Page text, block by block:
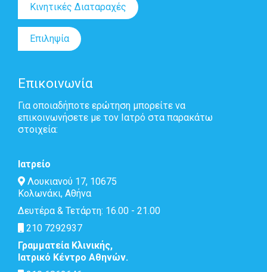
Κινητικές Διαταραχές
Επιληψία
Επικοινωνία
Για οποιαδήποτε ερώτηση μπορείτε να
επικοινωνήσετε με τον Ιατρό στα παρακάτω
στοιχεία:
Ιατρείο
Λουκιανού 17, 10675
Κολωνάκι, Αθήνα
Δευτέρα & Τετάρτη: 16.00 - 21.00
210 7292937
Γραμματεία Κλινικής,
Ιατρικό Κέντρο Αθηνών.